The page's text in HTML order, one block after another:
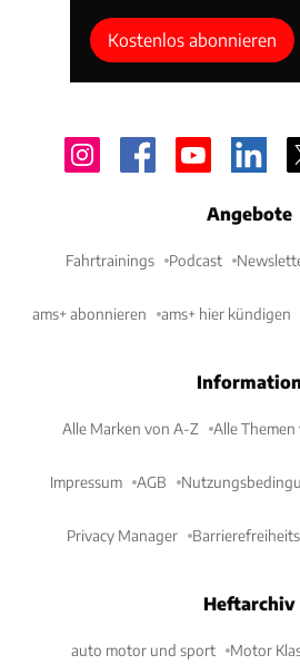
Kostenlos abonnieren
Angebote
Fahrtrainings Podcast
ams+ abonnieren ams+ hier kündigen
Alle Marken von A-Z Alle
Impressum AGB
Privacy Manager
Heftarchiv
auto motor und sport Motor